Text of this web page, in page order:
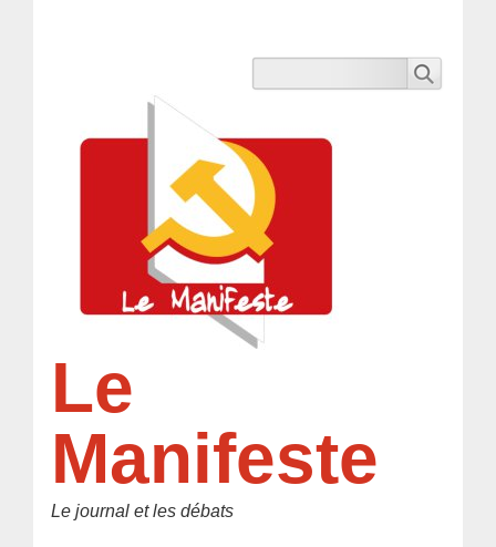
Le
Manifeste
Le journal et les débats